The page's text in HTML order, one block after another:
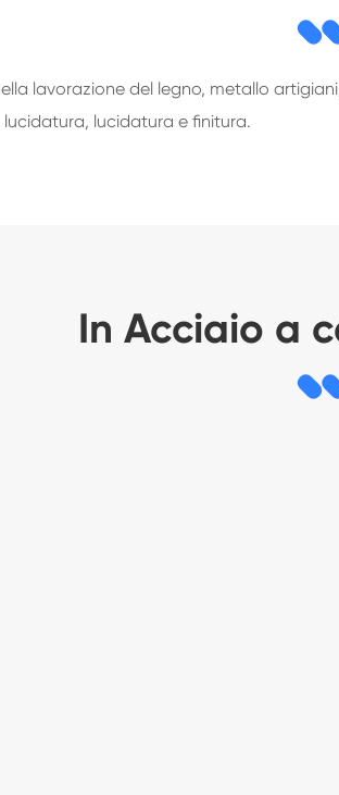
lavorazione del legno, metallo
lucidatura e finitura.
In Acciaio a